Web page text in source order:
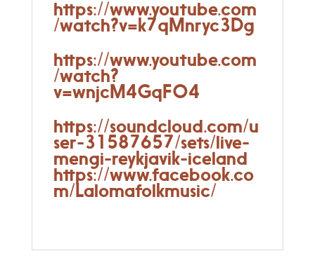
https://www.youtube.com
/watch?v=k7qMnryc3Dg
https://www.youtube.com
/watch?
v=wnjcM4GqFO4
https://soundcloud.com/u
ser-31587657/sets/live-
mengi-reykjavik-iceland
https://www.facebook.co
m/Lalomafolkmusic/